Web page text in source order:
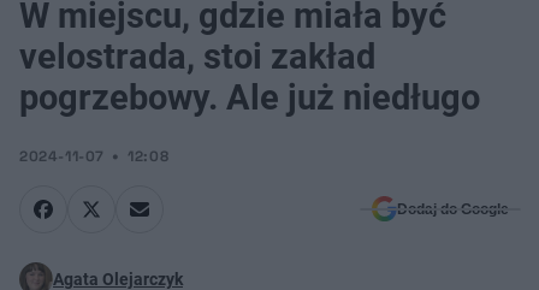
niedługo
W miejscu, gdzie miała być
velostrada, stoi zakład
pogrzebowy. Ale już niedługo
2024-11-07 12:08
Dodaj do Google
Agata Olejarczyk